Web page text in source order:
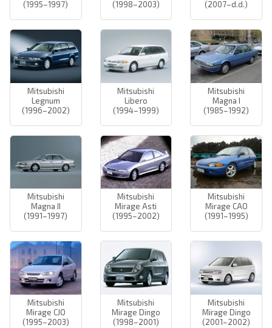
(1995–1997)
(1998–2003)
(2007–d.d.)
Mitsubishi
Legnum
(1996–2002)
Mitsubishi
Libero
(1994–1999)
Mitsubishi
Magna I
(1985–1992)
Mitsubishi
Magna II
(1991–1997)
Mitsubishi
Mirage Asti
(1995–2002)
Mitsubishi
Mirage CAO
(1991–1995)
Mitsubishi
Mirage CJO
(1995–2003)
Mitsubishi
Mirage Dingo
(1998–2001)
Mitsubishi
Mirage Dingo
(2001–2002)